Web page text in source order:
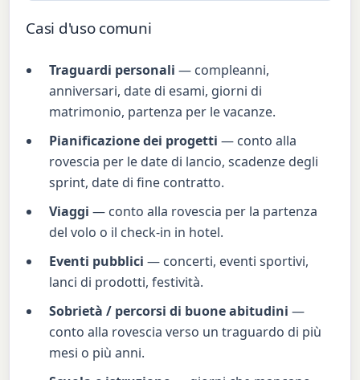
Casi d'uso comuni
Traguardi personali — compleanni,
anniversari, date di esami, giorni di
matrimonio, partenza per le vacanze.
Pianificazione dei progetti — conto alla
rovescia per le date di lancio, scadenze degli
sprint, date di fine contratto.
Viaggi — conto alla rovescia per la partenza
del volo o il check-in in hotel.
Eventi pubblici — concerti, eventi sportivi,
lanci di prodotti, festività.
Sobrietà / percorsi di buone abitudini —
conto alla rovescia verso un traguardo di più
mesi o più anni.